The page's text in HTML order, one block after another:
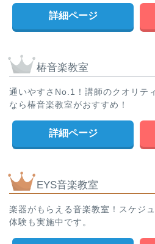
詳細ページ
椿音楽教室
通いやすさNo.1！講師のクオリテ
なら椿音楽教室がおすすめ！
詳細ページ
EYS音楽教室
楽器がもらえる音楽教室！スケジ
体験も実施中です。